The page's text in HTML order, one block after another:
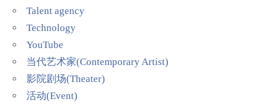
Talent agency
Technology
YouTube
当代艺术家(Contemporary Artist)
影院剧场(Theater)
活动(Event)